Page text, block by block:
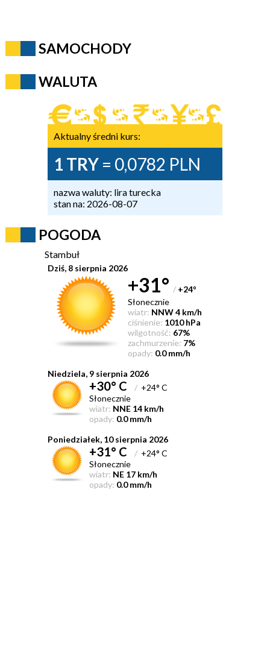
SAMOCHODY
WALUTA
Aktualny średni kurs:
1 TRY= 0,0782 PLN
nazwa waluty: lira turecka
stan na: 2026-08-07
POGODA
Stambuł
Dziś, 8 sierpnia 2026
+31° / +24°
Słonecznie
wiatr: NNW 4 km/h
ciśnienie: 1010 hPa
wilgotność: 67%
zachmurzenie: 7%
opady: 0.0 mm/h
Niedziela, 9 sierpnia 2026
+30° C /+24° C
Słonecznie
wiatr: NNE 14 km/h
opady: 0.0 mm/h
Poniedziałek, 10 sierpnia 2026
+31° C /+24° C
Słonecznie
wiatr: NE 17 km/h
opady: 0.0 mm/h